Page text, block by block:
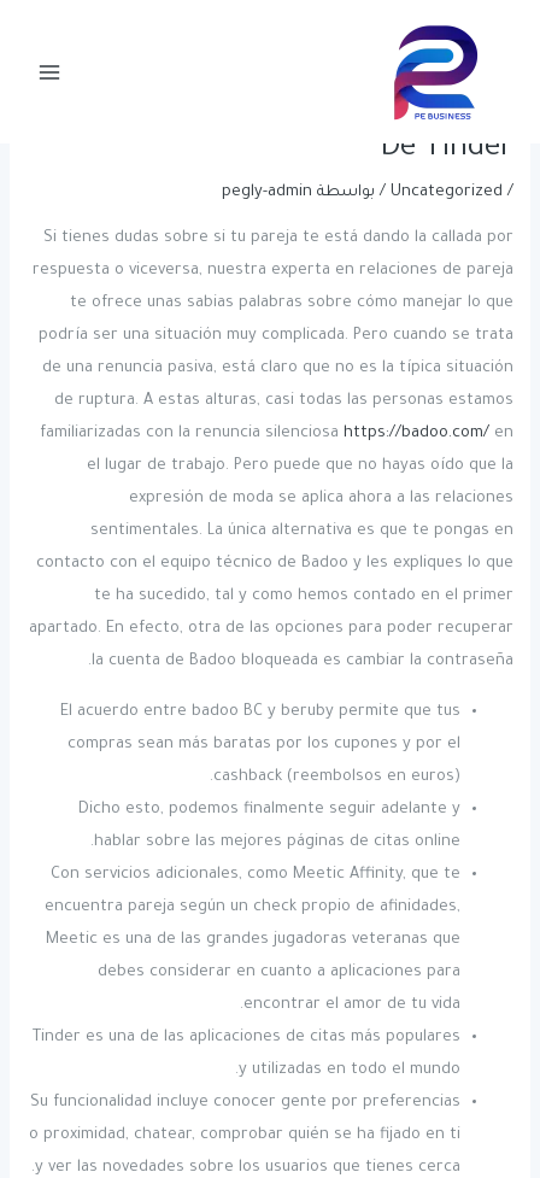
Apps Para Ligar Las Mejores Apps
Para Ligar Y Buscar Pareja Además
De Tinder
/
Uncategorized / بواسطة pegly-admin
Si tienes dudas sobre si tu pareja te está dando la callada por
respuesta o viceversa, nuestra experta en relaciones de pareja
te ofrece unas sabias palabras sobre cómo manejar lo que
podría ser una situación muy complicada. Pero cuando se trata
de una renuncia pasiva, está claro que no es la típica situación
de ruptura. A estas alturas, casi todas las personas estamos
familiarizadas con la renuncia silenciosa https://badoo.com/ en
el lugar de trabajo. Pero puede que no hayas oído que la
expresión de moda se aplica ahora a las relaciones
sentimentales. La única alternativa es que te pongas en
contacto con el equipo técnico de Badoo y les expliques lo que
te ha sucedido, tal y como hemos contado en el primer
apartado. En efecto, otra de las opciones para poder recuperar
la cuenta de Badoo bloqueada es cambiar la contraseña.
El acuerdo entre badoo BC y beruby permite que tus
compras sean más baratas por los cupones y por el
cashback (reembolsos en euros).
Dicho esto, podemos finalmente seguir adelante y
hablar sobre las mejores páginas de citas online.
Con servicios adicionales, como Meetic Affinity, que te
encuentra pareja según un check propio de afinidades,
Meetic es una de las grandes jugadoras veteranas que
debes considerar en cuanto a aplicaciones para
encontrar el amor de tu vida.
Tinder es una de las aplicaciones de citas más populares
y utilizadas en todo el mundo.
Su funcionalidad incluye conocer gente por preferencias
o proximidad, chatear, comprobar quién se ha fijado en ti
y ver las novedades sobre los usuarios que tienes cerca.
navigation